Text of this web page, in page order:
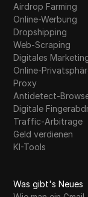
Airdrop Farming
Online-Werbung
Dropshipping
Web-Scraping
Digitales
Online-
Proxy
Antidetect-
Digitale
Traffic-Arbitrage
Geld verdienen
KI-Tools
Was gibt's Neues